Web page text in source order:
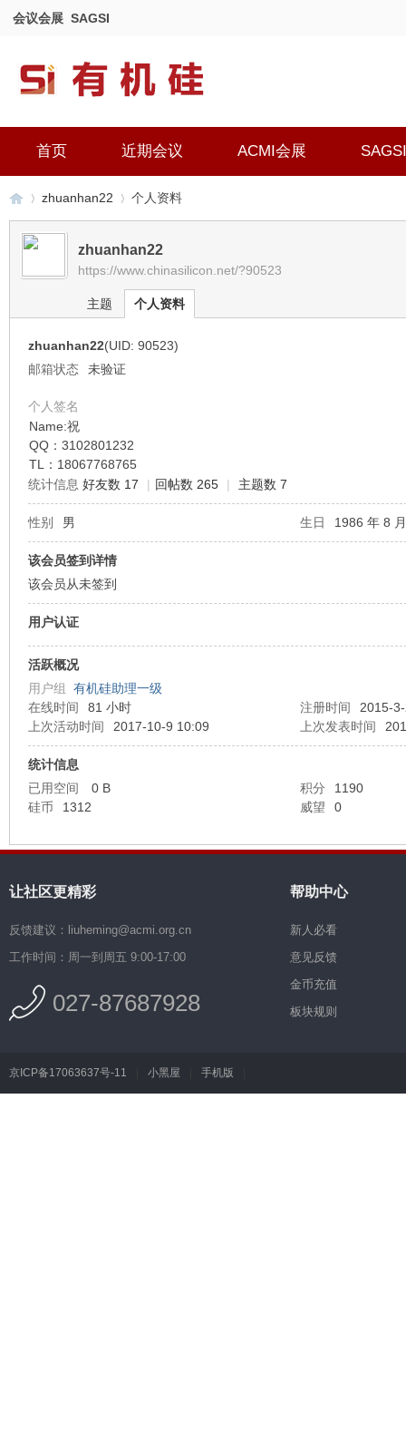
会议会展 SAGSI
首页 近期会议 ACMI会展 SAGSI
有›
zhuanhan22
›
个人资料
zhuanhan22
https://www.chinasilicon.net/?90523
主题 个人资料
zhuanhan22(UID: 90523)
邮箱状态
未验证
个人签名
Name:祝
QQ：3102801232
TL：18067768765
统计信息 好友数 17 | 回帖数 265 | 主题数 7
性别 男 生日 1986 年 8
该会员签到详情
该会员从未签到
用户认证
活跃概况
用户组 有机硅助理一级
在线时间
81 小时 注册时间
2015-
上次活动时间
2017-10-9 10:09 上次发表时间
统计信息
已用空间
0 B 积分
1190
硅币
1312 威望 0
让社区更精彩
反馈建议：liuheming@acmi.org.cn
工作时间：周一到周五 9:00-17:00
027-87687928
帮助中心
新人必看
意见反馈
金币充值
板块规则
京ICP备17063637号-11 小黑屋 手机版